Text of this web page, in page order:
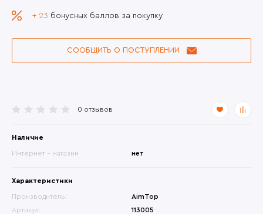
0 отзывов
Наличие
Интернет - магазин нет
Характеристики
Производитель:
AimTop
Артикул:
113005
+ 23 бонусных баллов за покупку
СООБЩИТЬ О ПОСТУПЛЕНИИ